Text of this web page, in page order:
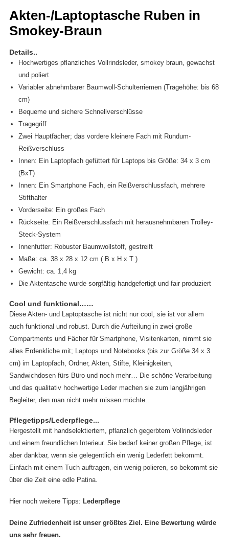
Akten-/Laptoptasche Ruben in
Smokey-Braun
Details..
Hochwertiges pflanzliches Vollrindsleder, smokey braun, gewachst
und poliert
Variabler abnehmbarer Baumwoll-Schulterriemen (Tragehöhe: bis 68
cm)
Bequeme und sichere Schnellverschlüsse
Tragegriff
Zwei Hauptfächer; das vordere kleinere Fach mit Rundum-
Reißverschluss
Innen: Ein Laptopfach gefüttert für Laptops bis Größe: 34 x 3 cm
(BxT)
Innen: Ein Smartphone Fach, ein Reißverschlussfach, mehrere
Stifthalter
Vorderseite: Ein großes Fach
Rückseite: Ein Reißverschlussfach mit herausnehmbaren Trolley-
Steck-System
Innenfutter: Robuster Baumwollstoff, gestreift
Maße: ca. 38 x 28 x 12 cm ( B x H x T )
Gewicht: ca. 1,4 kg
Die Aktentasche wurde sorgfältig handgefertigt und fair produziert
Cool und funktional……
Diese Akten- und Laptoptasche ist nicht nur cool, sie ist vor allem
auch funktional und robust. Durch die Aufteilung in zwei große
Compartments und Fächer für Smartphone, Visitenkarten, nimmt sie
alles Erdenkliche mit; Laptops und Notebooks (bis zur Größe 34 x 3
cm) im Laptopfach, Ordner, Akten, Stifte, Kleinigkeiten,
Sandwichdosen fürs Büro und noch mehr… Die schöne Verarbeitung
und das qualitativ hochwertige Leder machen sie zum langjährigen
Begleiter, den man nicht mehr missen möchte..
Pflegetipps/Lederpflege...
Hergestellt mit handselektiertem, pflanzlich gegerbtem Vollrindsleder
und einem freundlichen Interieur. Sie bedarf keiner großen Pflege, ist
aber dankbar, wenn sie gelegentlich ein wenig Lederfett bekommt.
Einfach mit einem Tuch auftragen, ein wenig polieren, so bekommt sie
über die Zeit eine edle Patina.
Hier noch weitere Tipps: Lederpflege
Deine Zufriedenheit ist unser größtes Ziel. Eine Bewertung würde
uns sehr freuen.